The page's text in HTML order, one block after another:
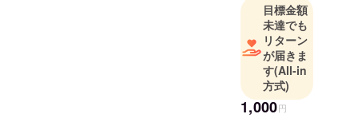
目標金額
未達でも
リターン
が届きま
す(All-in
方式)
1,000円